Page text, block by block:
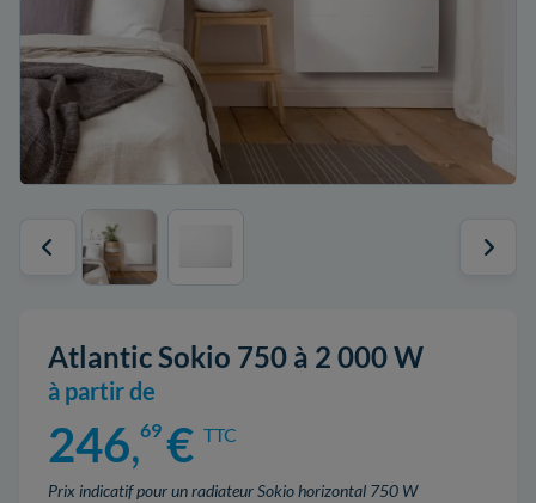
Atlantic Sokio 750 à 2 000 W
à partir de
246,69 € TTC
Prix indicatif pour un radiateur Sokio horizontal 750 W